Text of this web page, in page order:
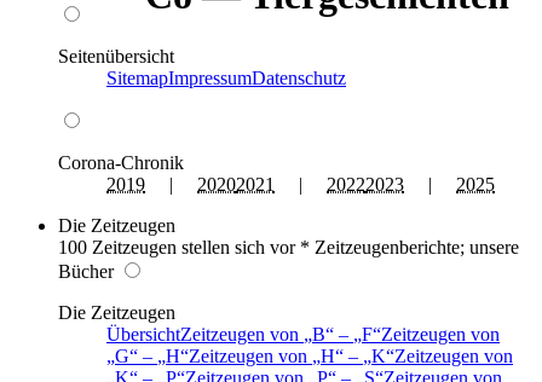
Seitenübersicht
SitemapImpressumDatenschutz
Corona-Chronik
2019 | 20202021 | 20222023 | 2025
Die Zeitzeugen
100 Zeitzeugen stellen sich vor * Zeitzeugenberichte; unsere
Bücher
Die Zeitzeugen
ÜbersichtZeitzeugen von B – F Zeitzeugen von
G
– H Zeitzeugen von H – K Zeitzeugen von
K
– P Zeitzeugen von P – S Zeitzeugen von